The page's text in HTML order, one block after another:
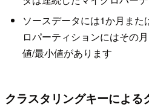
ソースデータには1か月ま
ロパーティションにはその
値/最小値があります
クラスタリングキーによる